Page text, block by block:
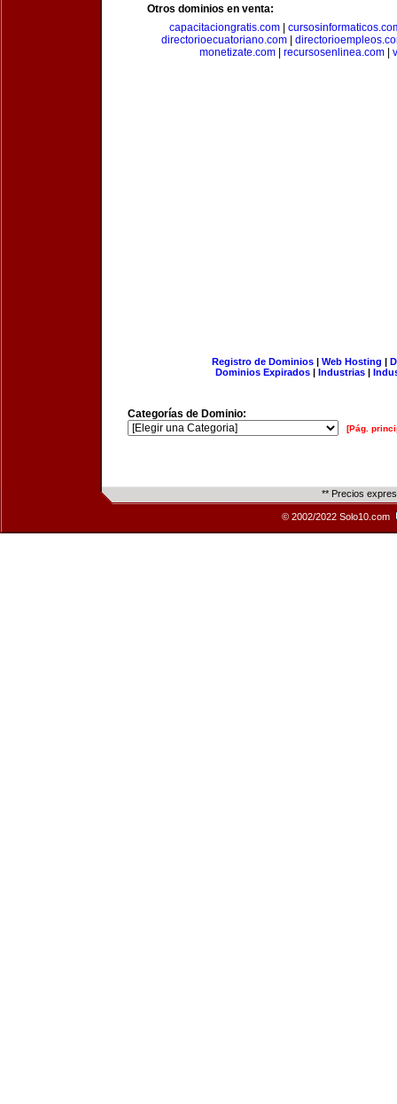
Otros dominios en venta:
capacitaciongratis.com|
directorioecuatoriano.com
monetizate.com
recursosenlinea.com
Registro de Dominios| Web Hosting |
Dominios Expirados | Industrias |
Categorías de Dominio:
[Pág.
** Precios
© 2002/2022 Solo10.com